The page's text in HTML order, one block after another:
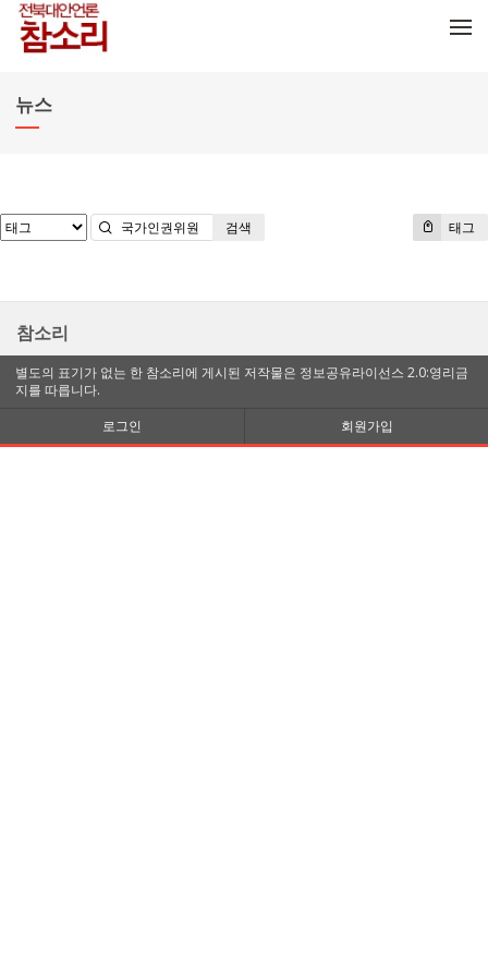
뉴스
태그
검색
참소리
별도의 표기가 없는 한 참소리에 게시된 저작물은 정보공유라이선스 2.0:영리금
지를 따릅니다.
로그인
회원가입